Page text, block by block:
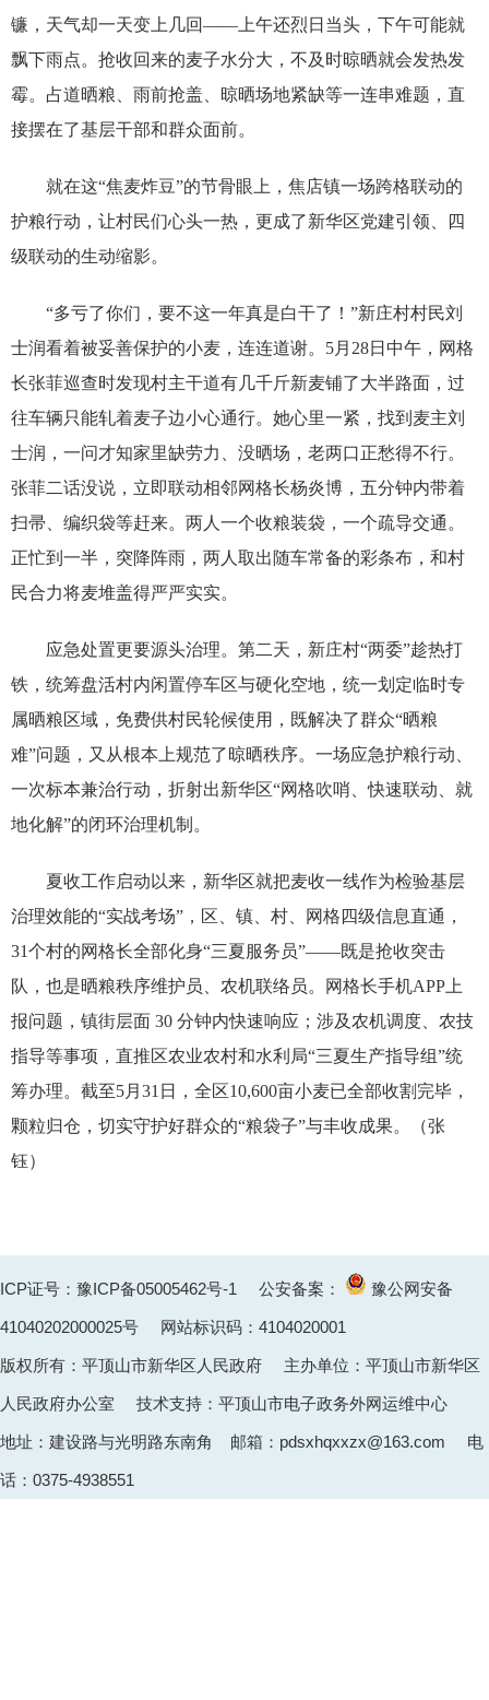
镰，天气却一天变上几回——上午还烈日当头，下午可能就
飘下雨点。抢收回来的麦子水分大，不及时晾晒就会发热发
霉。占道晒粮、雨前抢盖、晾晒场地紧缺等一连串难题，直
接摆在了基层干部和群众面前。
就在这“焦麦炸豆”的节骨眼上，焦店镇一场跨格联动的
护粮行动，让村民们心头一热，更成了新华区党建引领、四
级联动的生动缩影。
“多亏了你们，要不这一年真是白干了！”新庄村村民刘
士润看着被妥善保护的小麦，连连道谢。5月28日中午，网格
长张菲巡查时发现村主干道有几千斤新麦铺了大半路面，过
往车辆只能轧着麦子边小心通行。她心里一紧，找到麦主刘
士润，一问才知家里缺劳力、没晒场，老两口正愁得不行。
张菲二话没说，立即联动相邻网格长杨炎博，五分钟内带着
扫帚、编织袋等赶来。两人一个收粮装袋，一个疏导交通。
正忙到一半，突降阵雨，两人取出随车常备的彩条布，和村
民合力将麦堆盖得严严实实。
应急处置更要源头治理。第二天，新庄村“两委”趁热打
铁，统筹盘活村内闲置停车区与硬化空地，统一划定临时专
属晒粮区域，免费供村民轮候使用，既解决了群众“晒粮
难”问题，又从根本上规范了晾晒秩序。一场应急护粮行动、
一次标本兼治行动，折射出新华区“网格吹哨、快速联动、就
地化解”的闭环治理机制。
夏收工作启动以来，新华区就把麦收一线作为检验基层
治理效能的“实战考场”，区、镇、村、网格四级信息直通，
31个村的网格长全部化身“三夏服务员”——既是抢收突击
队，也是晒粮秩序维护员、农机联络员。网格长手机APP上
报问题，镇街层面 30 分钟内快速响应；涉及农机调度、农技
指导等事项，直推区农业农村和水利局“三夏生产指导组”统
筹办理。截至5月31日，全区10,600亩小麦已全部收割完毕，
颗粒归仓，切实守护好群众的“粮袋子”与丰收成果。（张
钰）
ICP证号：豫ICP备05005462号-1 公安备案： 豫公网安备
41040202000025号 网站标识码：4104020001
版权所有：平顶山市新华区人民政府 主办单位：平顶山市新华区
人民政府办公室 技术支持：平顶山市电子政务外网运维中心
地址：建设路与光明路东南角 邮箱：pdsxhqxxzx@163.com 电
话：0375-4938551